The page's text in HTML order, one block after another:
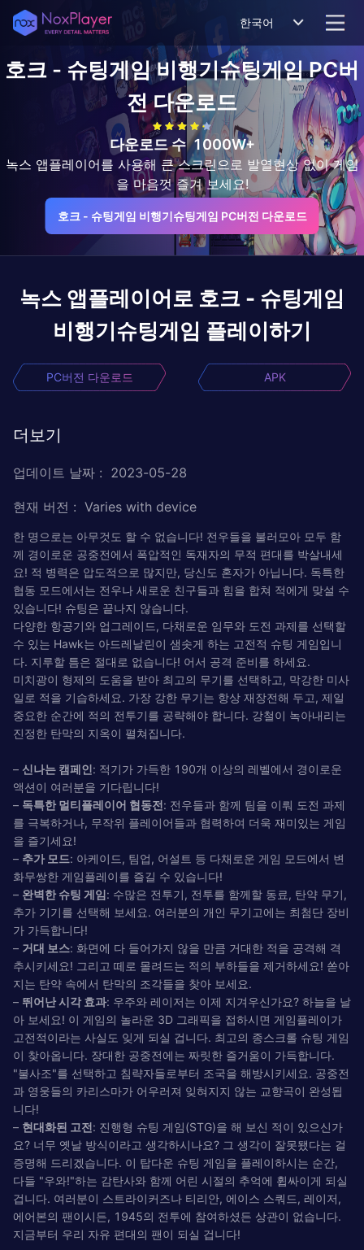
한국어
호크 - 슈팅게임 비행기슈팅게임PC버
전 다운로드
다운로드 수 1000W+
녹스 앱플레이어를 사용해 큰 스크린으로 발열현상 없이 게임
을 마음껏 즐겨 보세요!
호크 - 슈팅게임 비행기슈팅게임 PC버전 다운로드
녹스 앱플레이어로 호크 - 슈팅게임
비행기슈팅게임 플레이하기
PC버전 다운로드 APK
더보기
업데이트 날짜 : 2023-05-28
현재 버전 : Varies with device
한 명으로는 아무것도 할 수 없습니다! 전우들을 불러모아 모두 함
께 경이로운 공중전에서 폭압적인 독재자의 무적 편대를 박살내세
요! 적 병력은 압도적으로 많지만, 당신도 혼자가 아닙니다. 독특한
협동 모드에서는 전우나 새로운 친구들과 힘을 합쳐 적에게 맞설 수
있습니다! 슈팅은 끝나지 않습니다.
다양한 항공기와 업그레이드, 다채로운 임무와 도전 과제를 선택할
수 있는 Hawk는 아드레날린이 샘솟게 하는 고전적 슈팅 게임입니
다. 지루할 틈은 절대로 없습니다! 어서 공격 준비를 하세요.
미치광이 형제의 도움을 받아 최고의 무기를 선택하고, 막강한 미사
일로 적을 기습하세요. 가장 강한 무기는 항상 재장전해 두고, 제일
중요한 순간에 적의 전투기를 공략해야 합니다. 강철이 녹아내리는
진정한 탄막의 지옥이 펼쳐집니다.
– 신나는 캠페인: 적기가 가득한 190개 이상의 레벨에서 경이로운
액션이 여러분을 기다립니다!
– 독특한 멀티플레이어 협동전: 전우들과 함께 팀을 이뤄 도전 과제
를 극복하거나, 무작위 플레이어들과 협력하여 더욱 재미있는 게임
을 즐기세요!
– 추가 모드: 아케이드, 팀업, 어설트 등 다채로운 게임 모드에서 변
화무쌍한 게임플레이를 즐길 수 있습니다!
– 완벽한 슈팅 게임: 수많은 전투기, 전투를 함께할 동료, 탄약 무기,
추가 기기를 선택해 보세요. 여러분의 개인 무기고에는 최첨단 장비
가 가득합니다!
– 거대 보스: 화면에 다 들어가지 않을 만큼 거대한 적을 공격해 격
추시키세요! 그리고 떼로 몰려드는 적의 부하들을 제거하세요! 쏟아
지는 탄약 속에서 탄막의 조각들을 찾아 보세요.
– 뛰어난 시각 효과: 우주와 레이저는 이제 지겨우신가요? 하늘을 날
아 보세요! 이 게임의 놀라운 3D 그래픽을 접하시면 게임플레이가
고전적이라는 사실도 잊게 되실 겁니다. 최고의 종스크롤 슈팅 게임
이 찾아옵니다. 장대한 공중전에는 짜릿한 즐거움이 가득합니다.
"불사조"를 선택하고 침략자들로부터 조국을 해방시키세요. 공중전
과 영웅들의 카리스마가 어우러져 잊혀지지 않는 교향곡이 완성됩
니다!
– 현대화된 고전: 진행형 슈팅 게임(STG)을 해 보신 적이 있으신가
요? 너무 옛날 방식이라고 생각하시나요? 그 생각이 잘못됐다는 걸
증명해 드리겠습니다. 이 탑다운 슈팅 게임을 플레이하시는 순간,
다들 "우와!"하는 감탄사와 함께 어린 시절의 추억에 휩싸이게 되실
겁니다. 여러분이 스트라이커즈나 티리안, 에이스 스쿼드, 레이저,
에어본의 팬이시든, 1945의 전투에 참여하셨든 상관이 없습니다.
지금부터 우리 자유 편대의 팬이 되실 겁니다!